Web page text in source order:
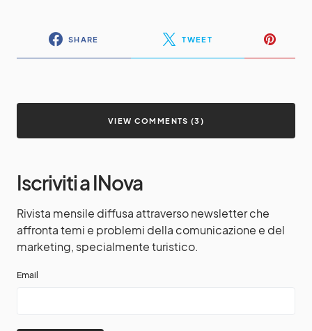
SHARE TWEET
VIEW COMMENTS (3)
Iscriviti a INova
Rivista mensile diffusa attraverso newsletter che
affronta temi e problemi della comunicazione e del
marketing, specialmente turistico.
Email